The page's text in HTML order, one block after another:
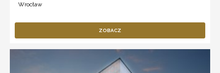
Wrocław
ZOBACZ